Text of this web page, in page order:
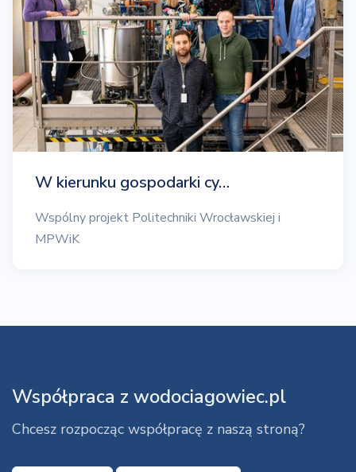
W kierunku gospodarki cy…
Wspólny projekt Politechniki Wrocławskiej i
MPWiK
Współpraca z wodociagowiec.pl
Chcesz rozpocząc współpracę z naszą stroną?